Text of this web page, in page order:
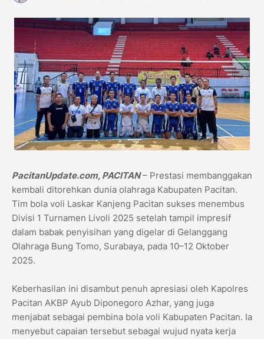
PacitanUpdate.com, PACITAN– Prestasi membanggakan
kembali ditorehkan dunia olahraga Kabupaten Pacitan.
Tim bola voli Laskar Kanjeng Pacitan sukses menembus
Divisi 1 Turnamen Livoli 2025 setelah tampil impresif
dalam babak penyisihan yang digelar di Gelanggang
Olahraga Bung Tomo, Surabaya, pada 10–12 Oktober
2025.
Keberhasilan ini disambut penuh apresiasi oleh Kapolres
Pacitan AKBP Ayub Diponegoro Azhar, yang juga
menjabat sebagai pembina bola voli Kabupaten Pacitan. Ia
menyebut capaian tersebut sebagai wujud nyata kerja